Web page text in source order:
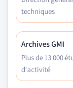
techniques
Archives GMI
Plus de 13 000
d'activité